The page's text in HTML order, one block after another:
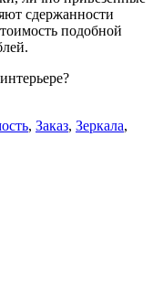
сдержанности
подобной
, Заказ, Зеркала,